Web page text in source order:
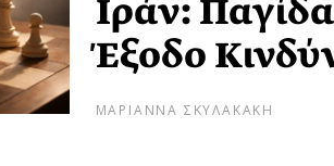
Ιράν:
Έξοδο
ΜΑΡΙΑΝΝΑ ΣΚΥΛΑΚΑΚΗ